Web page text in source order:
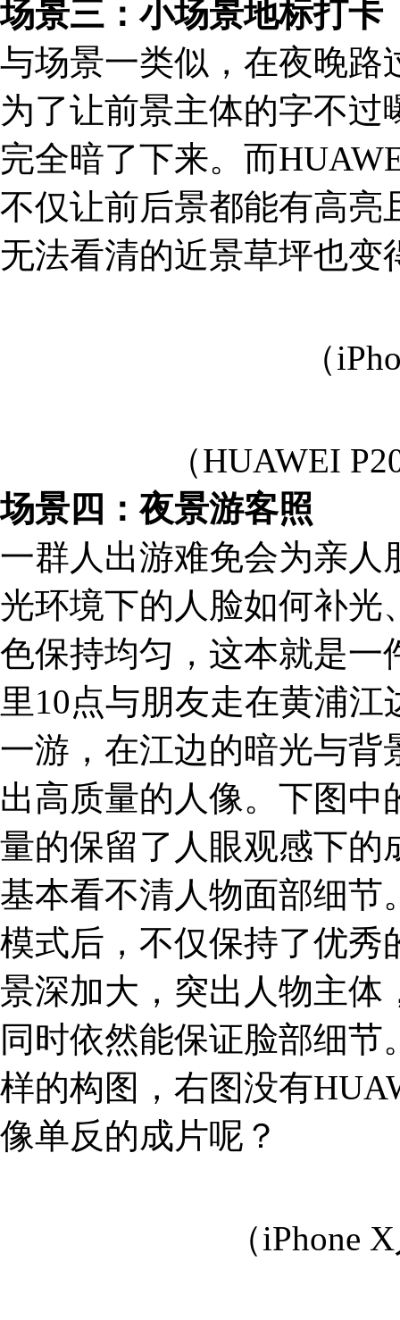
场景三：小场景地标打卡
与场景一类似，在夜晚路
为了让前景主体的字不
完全暗了下来。而
不仅让前后景都能有高亮
无法看清的近景草坪也变
（
（HUAWEI
场景四：夜景游客照
一群人出游难免会为亲人
光环境下的人脸如何补光
色保持均匀，这本就是一
里10点与朋友走在黄浦
一游，在江边的暗光与背
出高质量的人像。下图中
量的保留了人眼观感下的
基本看不清人物面部细节
模式后，不仅保持了优秀
景深加大，突出人物主体
同时依然能保证脸部细
样的构图，右图没有
像单反的成片呢？
（iPhone